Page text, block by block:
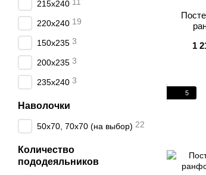
1
5
215х240
220х240 19
150х235 3
200х235 3
235х240 3
Наволочки
50х70, 70х70 (на выбор) 22
Количество
пододеяльников